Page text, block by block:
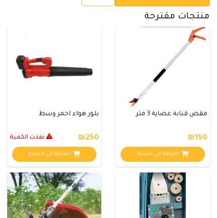
منتجات مقترحة
مقص قنابة عصاية 3 متر
₪150
اضافة الي السلة
بلور هواء احمر وسط
₪250 نفذت الكمية
اضافة الي السلة